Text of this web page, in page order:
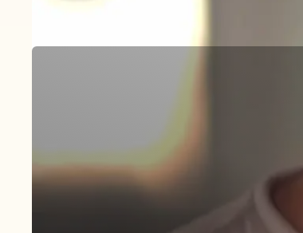
Mehdi :
d'essayer"
Mehdi créé Bloomays en